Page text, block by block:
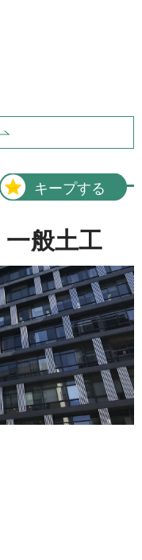
キープする
一般土工